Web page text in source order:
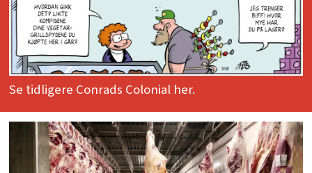
Se tidligere Conrads Colonial her.